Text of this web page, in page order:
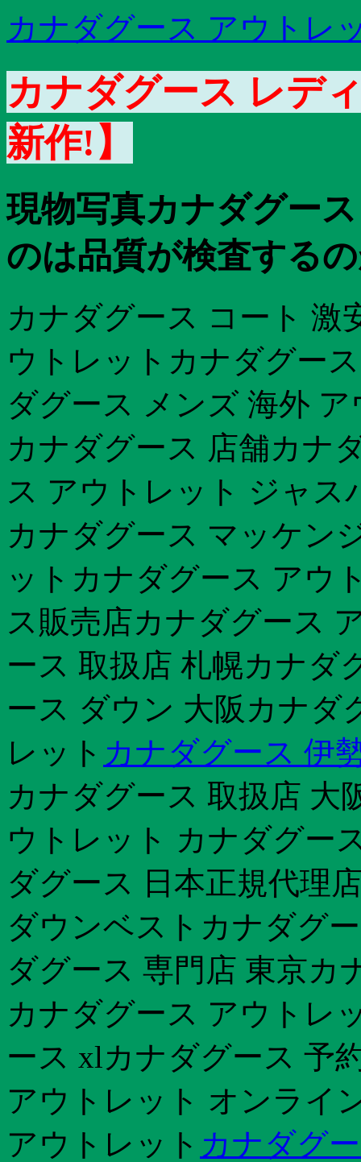
カナダグース アウトレ
カナダグース レデ
新作!】
現物写真カナダグー
のは品質が検査する
カナダグース コート 激
ウトレットカナダグー
ダグース メンズ 海外
カナダグース 店舗カナ
ス アウトレット ジャス
カナダグース マッケン
ットカナダグース アウ
ス販売店カナダグース
ース 取扱店 札幌カナダ
ース ダウン 大阪カナダ
レット カナダグース 伊
カナダグース 取扱店 大
ウトレット カナダグー
ダグース 日本正規代理
ダウンベストカナダグ
ダグース 専門店 東京カ
カナダグース アウトレ
ース xlカナダグース 予
アウトレット オンライ
アウトレット カナダグ